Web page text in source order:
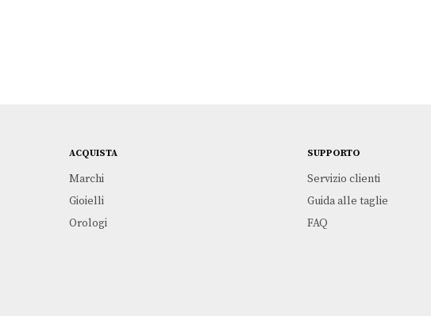
ACQUISTA
Marchi
Gioielli
Orologi
SUPPORTO
Servizio clienti
Guida alle taglie
FAQ